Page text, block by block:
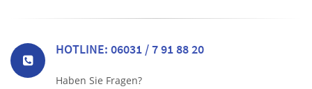
HOTLINE: 06031 / 7 91 88 20
Haben Sie Fragen?